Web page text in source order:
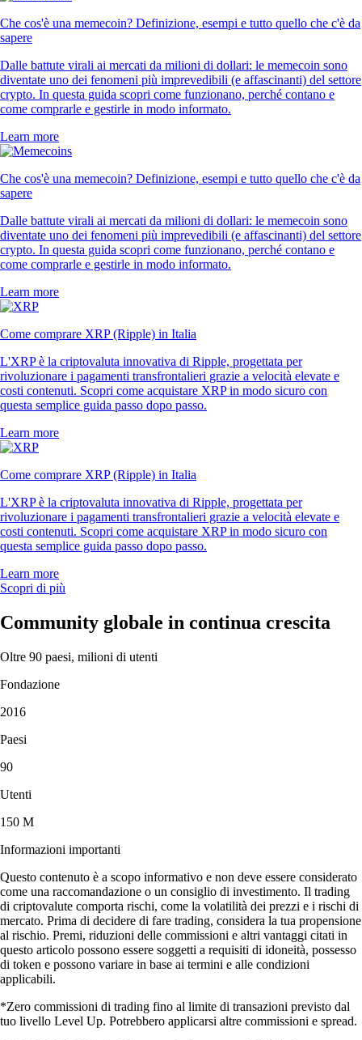
Che cos'è una memecoin? Definizione, esempi e tutto quello che c'è da
sapere
Dalle battute virali ai mercati da milioni di dollari: le memecoin sono
diventate uno dei fenomeni più imprevedibili (e affascinanti) del settore
crypto. In questa guida scopri come funzionano, perché contano e
come comprarle e gestirle in modo informato.
Learn more
Che cos'è una memecoin? Definizione, esempi e tutto quello che c'è da
sapere
Dalle battute virali ai mercati da milioni di dollari: le memecoin sono
diventate uno dei fenomeni più imprevedibili (e affascinanti) del settore
crypto. In questa guida scopri come funzionano, perché contano e
come comprarle e gestirle in modo informato.
Learn more
Come comprare XRP (Ripple) in Italia
L'XRP è la criptovaluta innovativa di Ripple, progettata per
rivoluzionare i pagamenti transfrontalieri grazie a velocità elevate e
costi contenuti. Scopri come acquistare XRP in modo sicuro con
questa semplice guida passo dopo passo.
Learn more
Come comprare XRP (Ripple) in Italia
L'XRP è la criptovaluta innovativa di Ripple, progettata per
rivoluzionare i pagamenti transfrontalieri grazie a velocità elevate e
costi contenuti. Scopri come acquistare XRP in modo sicuro con
questa semplice guida passo dopo passo.
Learn more
Scopri di più
Community globale in continua crescita
Oltre 90 paesi, milioni di utenti
Fondazione
2016
Paesi
90
Utenti
150 M
Informazioni importanti
Questo contenuto è a scopo informativo e non deve essere considerato
come una raccomandazione o un consiglio di investimento. Il trading
di criptovalute comporta rischi, come la volatilità dei prezzi e i rischi di
mercato. Prima di decidere di fare trading, considera la tua propensione
al rischio. Premi, riduzioni delle commissioni e altri vantaggi citati in
questo articolo possono essere soggetti a requisiti di idoneità, possesso
di token e possono variare in base ai termini e alle condizioni
applicabili.
*Zero commissioni di trading fino al limite di transazioni previsto dal
tuo livello Level Up. Potrebbero applicarsi altre commissioni e spread.